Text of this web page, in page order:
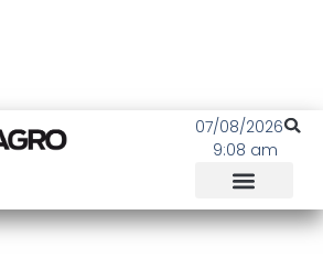
07/08/2026
9:08 am